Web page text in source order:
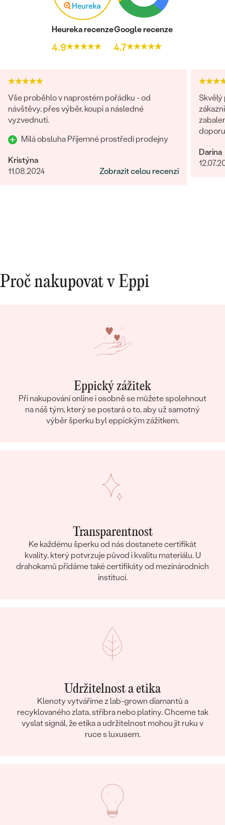
Heureka recenze
4.9
Google recenze
4.7
Vše proběhlo v naprostém pořádku - od
návštěvy, přes výběr, koupi a následné
vyzvednutí.
Milá obsluha Příjemné prostředí prodejny
Kristýna
11.08.2024
Zobrazit celou recenzi
Skvělý
Darina
Proč nakupovat v Eppi
Eppický zážitek
Při nakupování online i osobně se můžete spolehnout
na náš tým, který se postará o to, aby už samotný
výběr šperku byl eppickým zážitkem.
Transparentnost
Ke každému šperku od nás dostanete certifikát
kvality, který potvrzuje původ i kvalitu materiálu. U
drahokamů přidáme také certifikáty od mezinárodních
institucí.
Udržitelnost a etika
Klenoty vytváříme z lab-grown diamantů a
recyklovaného zlata, stříbra nebo platiny. Chceme tak
vyslat signál, že etika a udržitelnost mohou jít ruku v
ruce s luxusem.